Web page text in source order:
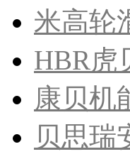
米高轮
HBR虎
康贝机
贝思瑞